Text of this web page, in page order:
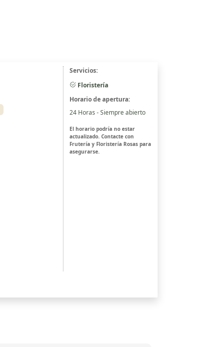
Servicios:
Floristería
Horario de apertura:
24 Horas - Siempre abierto
El horario podría no estar
actualizado. Contacte con
Frutería y Floristería Rosas para
asegurarse.